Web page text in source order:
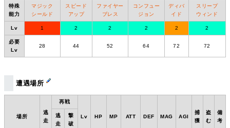
特殊
能力
マジック
シールド
スピード
アップ
ファイヤー
ブレス
コンフュー
ジョン
ディバ
イド
スリープ
ウィンド
Lv 1 2 2 2 2 2
必要
Lv
28 44 52 64 72 72
遭遇場所
場所
逃
走
再戦
Lv HP MP ATT DEF MAG AGI
捕
獲
盗
む
備
考
逃
走
撃
破